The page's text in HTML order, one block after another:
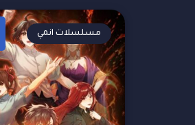
مسلسلات انمي